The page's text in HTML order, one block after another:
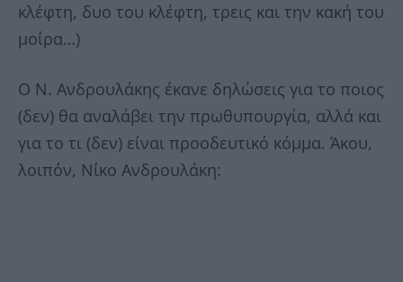
κλέφτη, δυο του κλέφτη, τρεις και την κακή του
μοίρα…)
Ο Ν. Ανδρουλάκης έκανε δηλώσεις για το ποιος
(δεν) θα αναλάβει την πρωθυπουργία, αλλά και
για το τι (δεν) είναι προοδευτικό κόμμα. Άκου,
λοιπόν, Νίκο Ανδρουλάκη: